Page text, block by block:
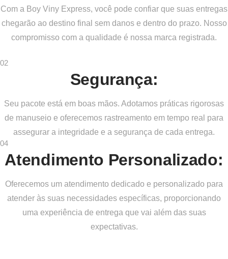
Com a Boy Viny Express, você pode confiar que suas entregas
chegarão ao destino final sem danos e dentro do prazo. Nosso
compromisso com a qualidade é nossa marca registrada.
02
Segurança:
Seu pacote está em boas mãos. Adotamos práticas rigorosas
de manuseio e oferecemos rastreamento em tempo real para
assegurar a integridade e a segurança de cada entrega.
04
Atendimento Personalizado:
Oferecemos um atendimento dedicado e personalizado para
atender às suas necessidades específicas, proporcionando
uma experiência de entrega que vai além das suas
expectativas.